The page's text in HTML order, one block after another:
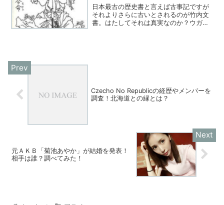
日本最古の歴史書と言えば古事記ですが
それよりさらに古いとされるのが竹内文
書。はたしてそれは真実なのか？ウガヤ
Czecho No Republicの経歴やメンバーを
調査！北海道との縁とは？
元ＡＫＢ「菊池あやか」が結婚を発表！
相手は誰？調べてみた！